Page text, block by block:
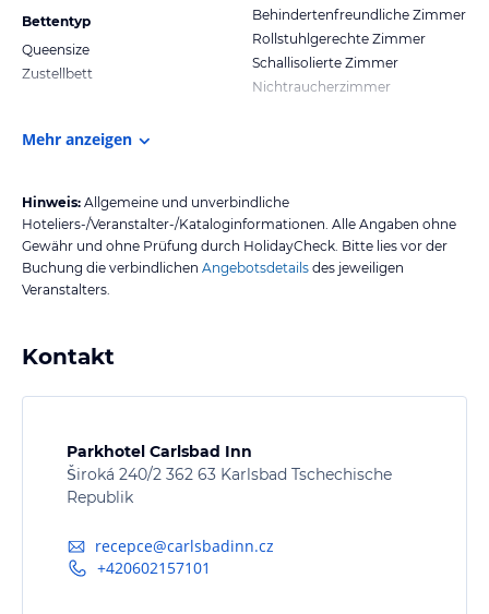
Bettentyp
Queensize
Zustellbett
Behindertenfreundliche Zimmer
Rollstuhlgerechte Zimmer
Schallisolierte Zimmer
Nichtraucherzimmer
Mehr anzeigen
Hinweis: Allgemeine und unverbindliche
Hoteliers-/Veranstalter-/Kataloginformationen. Alle Angaben ohne
Gewähr und ohne Prüfung durch HolidayCheck. Bitte lies vor der
Buchung die verbindlichen Angebotsdetails des jeweiligen
Veranstalters.
Kontakt
Parkhotel Carlsbad Inn
Široká 240/2 362 63 Karlsbad Tschechische
Republik
recepce@carlsbadinn.cz
+420602157101